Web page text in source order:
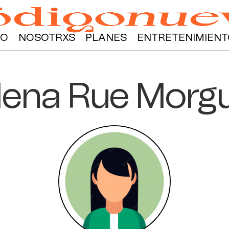
NOSOTRXS PLANES
Rue